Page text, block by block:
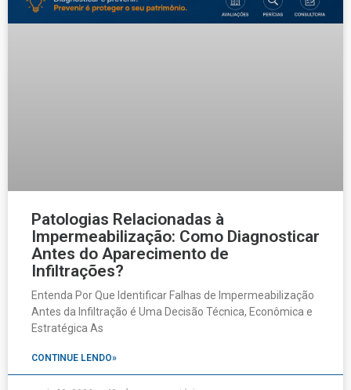
Patologias Relacionadas à
Impermeabilização: Como Diagnosticar
Antes do Aparecimento de
Infiltrações?
Entenda Por Que Identificar Falhas de Impermeabilização
Antes da Infiltração é Uma Decisão Técnica, Econômica e
Estratégica As
CONTINUE LENDO»